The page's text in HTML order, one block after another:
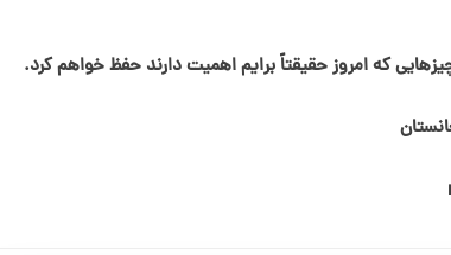
که امروز حقیقتاً برایم اهمیت دارند حفظ خواهم کرد.